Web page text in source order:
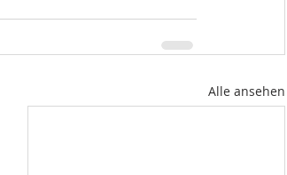
Alle ansehen